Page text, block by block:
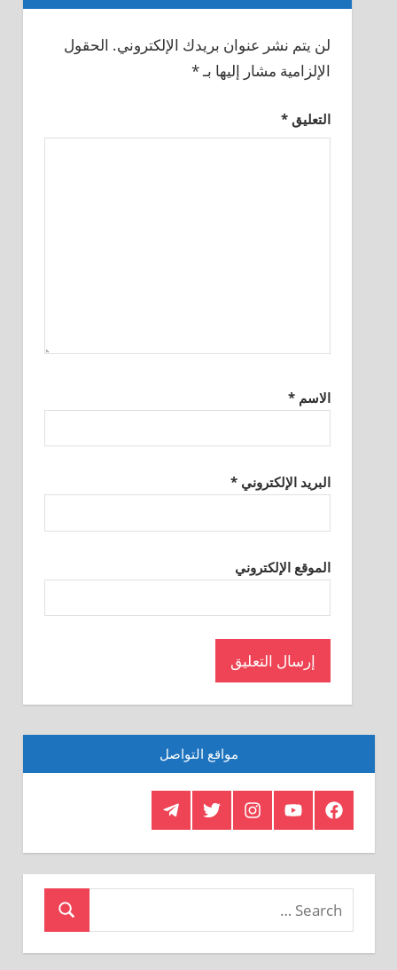
لن يتم نشر عنوان بريدك الإلكتروني. الحقول
الإلزامية مشار إليها بـ*
التعليق *
الاسم *
البريد الإلكتروني *
الموقع الإلكتروني
مواقع التواصل
Facebook
Crystal
Youtube
Insagram
Twitter
Telegram
Search